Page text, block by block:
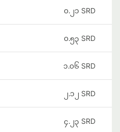
၀.၂၁ SRD
၀.၅၃ SRD
၁.၀၆ SRD
၂.၁၂ SRD
၄.၂၃ SRD